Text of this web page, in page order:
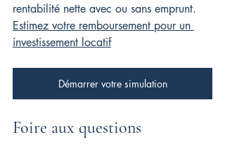
rentabilité nette avec ou sans emprunt.
Estimez votre remboursement pour un
investissement locatif
Démarrer votre simulation
Foire aux questions